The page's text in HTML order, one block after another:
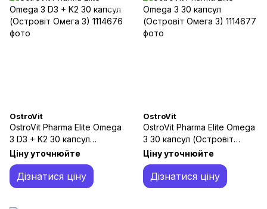
OstroVit
OstroVit Pharma Elite Omega
3 D3 + K2 30 капсул
(Островіт Омега 3)
Ціну уточнюйте
Дізнатися ціну
OstroVit
OstroVit Pharma Elite Omega
3 30 капсул (Островіт
Омега 3)
Ціну уточнюйте
Дізнатися ціну